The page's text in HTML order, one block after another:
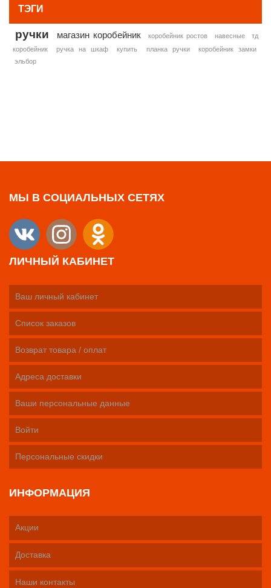
ТЭГИ
ручки магазин коробейник коробейник ростов навесные
тд
коробейник
ручка на шкаф купить планка ручки
коробейник замки
эльбор
МЫ В СОЦИАЛЬНЫХ СЕТЯХ
ЛИЧНЫЙ КАБИНЕТ
Ваш личный кабинет
Список заказов
Возврат товара / оплат
Адреса доставки
Ваши персональные данные
Войти
Персональные скидки
ИНФОРМАЦИЯ
Акции
Доставка
Наши контакты